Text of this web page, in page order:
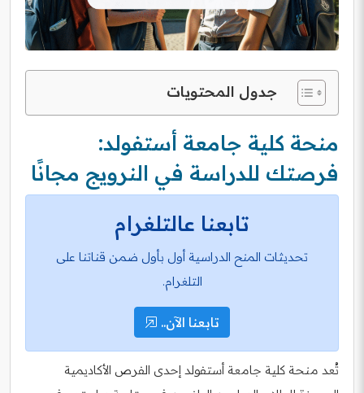
جدول المحتويات
منحة كلية جامعة أستفولد:
فرصتك للدراسة في النرويج مجانًا
تابعنا عالتلغرام
تحديثات المنح الدراسية أول بأول ضمن قناتنا على
التلغرام.
تابعنا الآن..
تُعد منحة كلية جامعة أستفولد إحدى الفرص الأكاديمية